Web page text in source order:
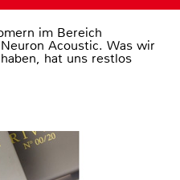
im Bereich
Acoustic. Was wir
hat uns restlos